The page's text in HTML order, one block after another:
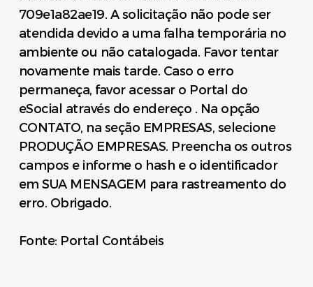
709e1a82ae19. A solicitação não pode ser
atendida devido a uma falha temporária no
ambiente ou não catalogada. Favor tentar
novamente mais tarde. Caso o erro
permaneça, favor acessar o Portal do
eSocial através do endereço . Na opção
CONTATO, na seção EMPRESAS, selecione
PRODUÇÃO EMPRESAS. Preencha os outros
campos e informe o hash e o identificador
em SUA MENSAGEM para rastreamento do
erro. Obrigado.
Fonte: Portal Contábeis